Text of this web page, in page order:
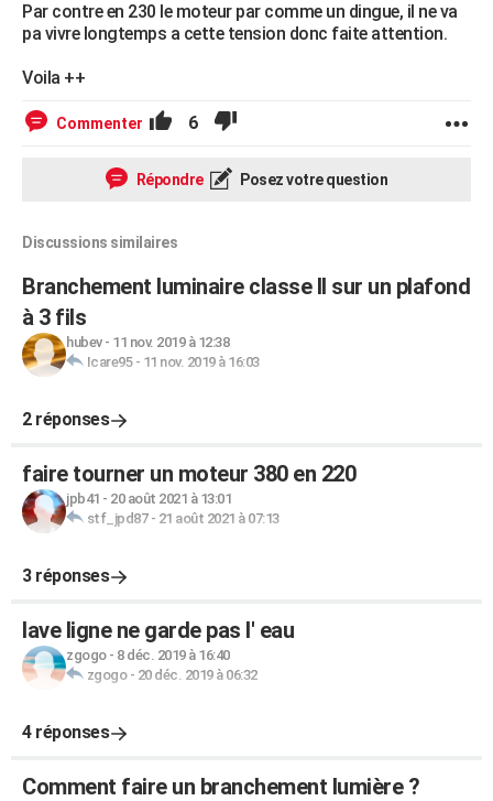
Par contre en 230 le moteur par comme un dingue, il ne va
pa vivre longtemps a cette tension donc faite attention.
Voila ++
Commenter 6
Répondre Posez votre question
Discussions similaires
Branchement luminaire classe II sur un plafond
à 3 fils
hubev- 11 nov. 2019 à 12:38
Icare95- 11 nov. 2019 à 16:03
2 réponses
faire tourner un moteur 380 en 220
jpb41 - 20 août 2021 à 13:01
stf_jpd87- 21 août 2021 à 07:13
3 réponses
lave ligne ne garde pas l' eau
zgogo- 8 déc. 2019 à 16:40
zgogo- 20 déc. 2019 à 06:32
4 réponses
Comment faire un branchement lumière ?